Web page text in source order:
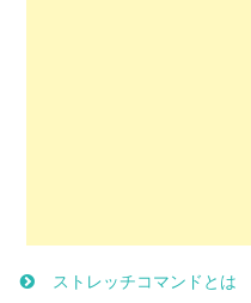
ストレッチコマンドとは